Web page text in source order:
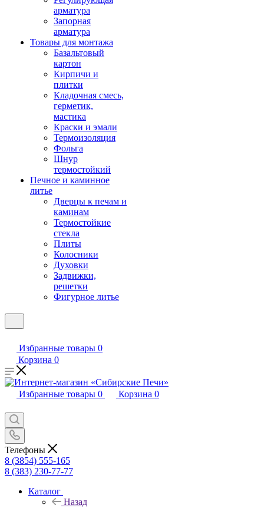
арматура
Запорная
арматура
Товары для монтажа
Базальтовый
картон
Кирпичи и
плитки
Кладочная смесь,
герметик,
мастика
Краски и эмали
Термоизоляция
Фольга
Шнур
термостойкий
Печное и каминное
литье
Дверцы к печам и
каминам
Термостойкие
стекла
Плиты
Колосники
Духовки
Задвижки,
решетки
Фигурное литье
Избранные товары 0
Корзина 0
Избранные товары 0 Корзина 0
Телефоны
8 (3854) 555-165
8 (383) 230-77-77
Каталог
Назад